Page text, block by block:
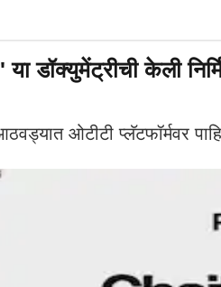
डॉक्युमेंट्रीची केली
ओटीटी प्लॅटफॉर्मवर